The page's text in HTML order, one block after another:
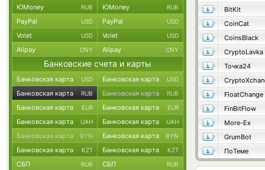
BitKit
CoinCat
CoinsBlack
CryptoLavka
Точка24
FloatChange
FinBitFlow
More-Ex
GrumBot
ПоТеме
ЮMoney RUB ЮMoney RUB
PayPal USD PayPal USD
Volet USD Volet USD
Alipay CNY Alipay CNY
Банковские счета и карты
Банковская карта USD Банковская карта USD
Банковская карта RUB Банковская карта RUB
Банковская карта EUR Банковская карта EUR
Банковская карта UAH Банковская карта UAH
Банковская карта BYN Банковская карта BYN
Банковская карта KZT Банковская карта KZT
СБП RUB СБП RUB